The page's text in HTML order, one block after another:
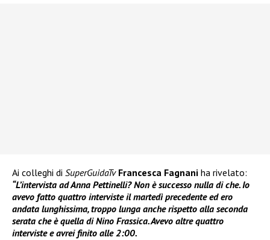
Ai colleghi di SuperGuidaTv Francesca Fagnani ha rivelato:
“L’intervista ad Anna Pettinelli? Non è successo nulla di che. Io
avevo fatto quattro interviste il martedì precedente ed ero
andata lunghissima, troppo lunga anche rispetto alla seconda
serata che è quella di Nino Frassica. Avevo altre quattro
interviste e avrei finito alle 2:00.